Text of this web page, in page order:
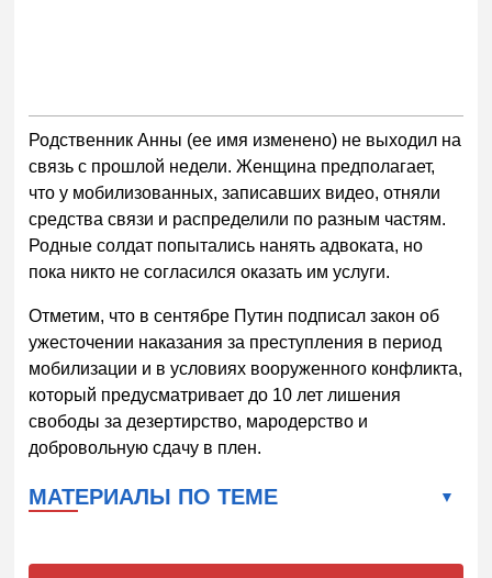
Родственник Анны (ее имя изменено) не выходил на
связь с прошлой недели. Женщина предполагает,
что у мобилизованных, записавших видео, отняли
средства связи и распределили по разным частям.
Родные солдат попытались нанять адвоката, но
пока никто не согласился оказать им услуги.
Отметим, что в сентябре Путин подписал закон об
ужесточении наказания за преступления в период
мобилизации и в условиях вооруженного конфликта,
который предусматривает до 10 лет лишения
свободы за дезертирство, мародерство и
добровольную сдачу в плен.
МАТЕРИАЛЫ ПО ТЕМЕ